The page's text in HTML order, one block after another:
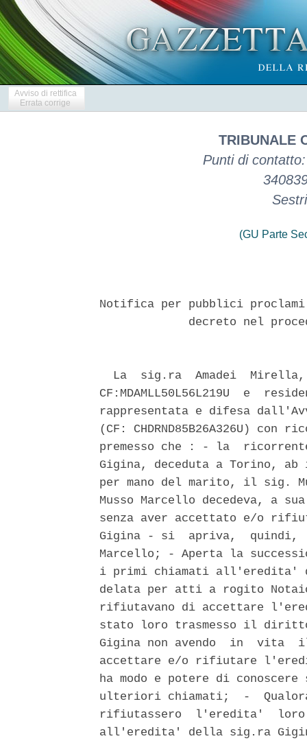
Avviso di rettifica
Errata corrige
TRIBUNALE
Punti di
(GU Parte
Notifica per pubblici
decreto nel
La  sig.ra  Amadei
CF:MDAMLL50L56L219U  e
rappresentata e difesa
(CF: CHDRND85B26A326U)
premesso che : - la
Gigina, deceduta a Torino,
per mano del marito, il sig.
Musso Marcello decedeva, a
senza aver accettato e/o
Gigina - si  apriva,  quindi,
Marcello; - Aperta la
i primi chiamati all'eredita'
delata per atti a rogito
rifiutavano di accettare
stato loro trasmesso il
Gigina non avendo  in  vita
accettare e/o rifiutare
ha modo e potere di
ulteriori chiamati;  -
rifiutassero  l'eredita'
all'eredita' della sig.ra